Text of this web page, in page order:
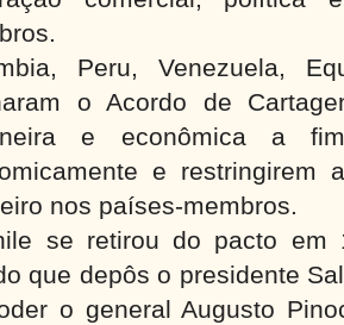
Peru, Venezuela,
o Acordo de
e econômica a
e restringirem
nos países-membros.
se retirou do pacto em
que depôs o presidente
o general Augusto